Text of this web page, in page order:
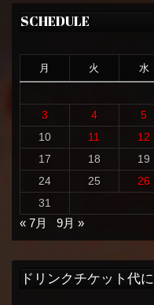
SCHEDULE
月 火 水
3
4 5
10
11 12
17
18 19
24
25 26
31
« 7月
9月 »
ドリンクチケット代